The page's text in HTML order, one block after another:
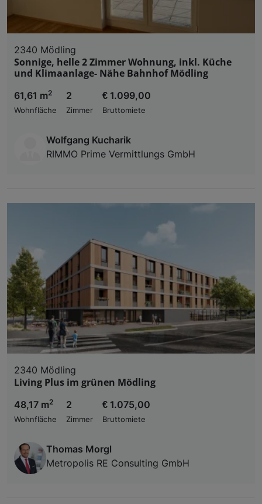
2340 Mödling
Sonnige, helle 2 Zimmer Wohnung, inkl. Küche
und Klimaanlage- Nähe Bahnhof Mödling
61,61 m2
Wohnfläche
2
Zimmer
€ 1.099,00
Bruttomiete
Wolfgang Kucharik
RIMMO Prime Vermittlungs GmbH
2340 Mödling
Living Plus im grünen Mödling
48,17 m2
Wohnfläche
2
Zimmer
€ 1.075,00
Bruttomiete
Thomas Morgl
Metropolis RE Consulting GmbH